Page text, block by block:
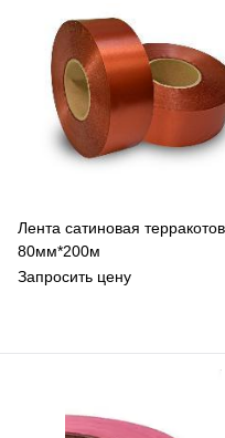
Лента сатиновая
80мм*200м
Запросить цену
К сравнению